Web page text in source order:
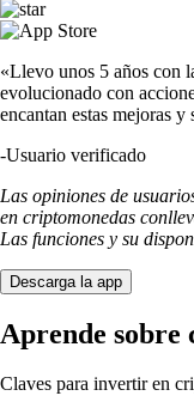
«Llevo unos 5 años con
evolucionado con
encantan estas mejoras
-Usuario verificado
Las opiniones de
en criptomonedas
Las funciones y su
Descarga la app
Aprende sobre
Claves para invertir en